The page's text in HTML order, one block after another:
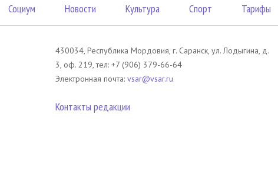
Социум Новости Культура Спорт Тарифы
430034, Республика Мордовия, г. Саранск, ул. Лодыгина, д.
3, оф. 219, тел: +7 (906) 379-66-64
Электронная почта: vsar@vsar.ru
Контакты редакции